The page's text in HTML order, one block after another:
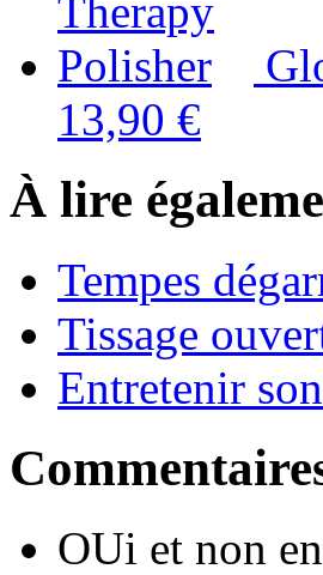
13,90 €
À lire
Tempes
Tissage
Entretenir
OUi et non